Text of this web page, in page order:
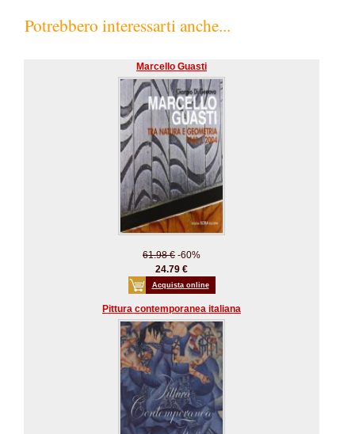
Potrebbero interessarti anche...
Marcello Guasti
61.98 € -60%
24.79 €
Acquista online
Pittura contemporanea italiana